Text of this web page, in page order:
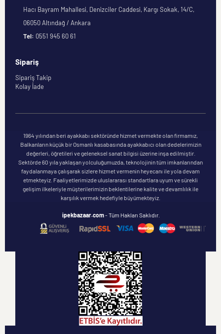
Hacı Bayram Mahallesi, Denizciler Caddesi, Kargı Sokak, 14/C,
06050 Altındağ / Ankara
Tel: 0551 945 60 61
Sipariş
Sipariş Takip
Kolay İade
1964 yılından beri ayakkabı sektöründe hizmet vermekte olan firmamız,
Balkanların küçük bir Osmanlı kasabasında ayakkabıcı olan dedelerimizin
değerleri, öğretileri ve geleneksel sanat bilgisi üzerine inşa edilmiştir.
Sektörde 60 yıla yaklaşan yolculuğumuzda, teknolojinin tüm imkanlarından
faydalanmaya çalışarak sizlere hizmet vermenin heyecanı ile yola devam
etmekteyiz. Faaliyetlerimizde uluslararası standartlara uyum ve sürekli
gelişim ilkeleriyle müşterilerimizin beklentilerine kalite ve devamlılık ile
karşılık vermek hedefiyle büyümekteyiz.
ipekbazaar.com- Tüm Hakları Saklıdır.